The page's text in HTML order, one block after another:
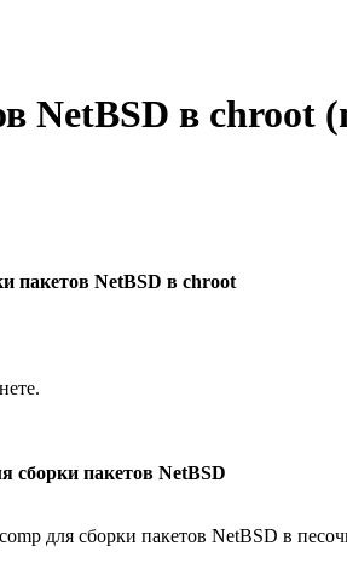
NetBSD в chroot
пакетов NetBSD в chroot
сборки пакетов NetBSD
для сборки пакетов NetBSD в